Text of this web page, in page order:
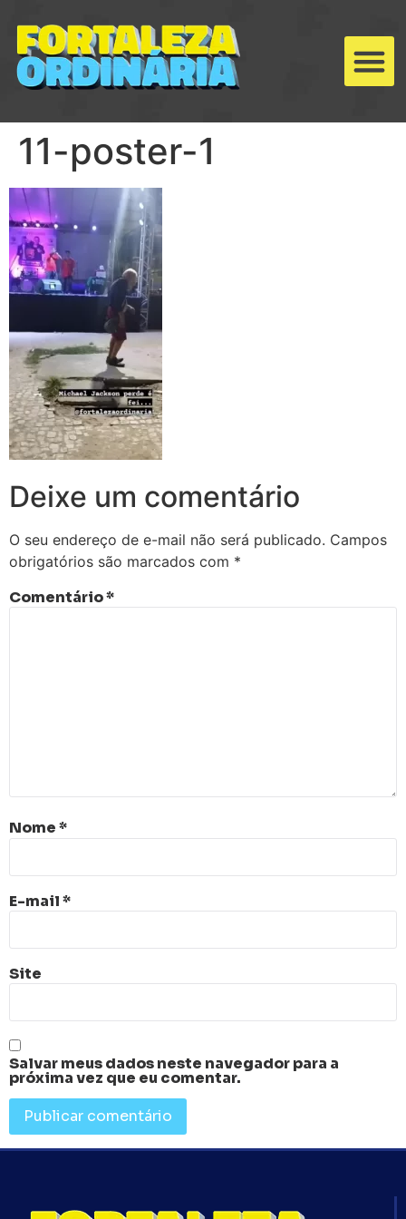
11-poster-1
Deixe um comentário
O seu endereço de e-mail não será publicado. Campos
obrigatórios são marcados com *
Comentário*
Nome*
E-mail*
Site
Salvar meus dados neste navegador para a
próxima vez que eu comentar.